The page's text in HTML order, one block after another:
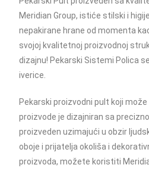
Meridian Group, istiće stilski i
nepakirane hrane od momenta
svojoj kvalitetnoj proizvodnoj
dizajnu! Pekarski Sistemi Polica
iverice.
Pekarski proizvodni pult koji
proizvode je dizajniran sa
proizveden uzimajući u obzir
oboje i prijatelja okoliša i
proizvoda, možete koristiti